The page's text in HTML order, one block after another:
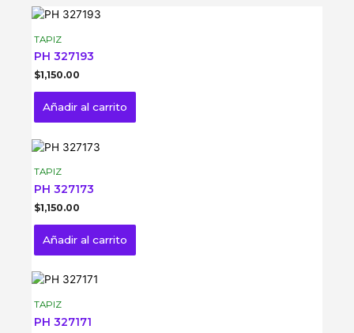
TAPIZ
PH 327193
$1,150.00
Añadir al carrito
TAPIZ
PH 327173
$1,150.00
Añadir al carrito
TAPIZ
PH 327171